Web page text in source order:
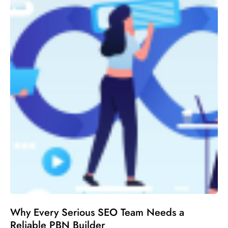
Why Every Serious SEO Team Needs a